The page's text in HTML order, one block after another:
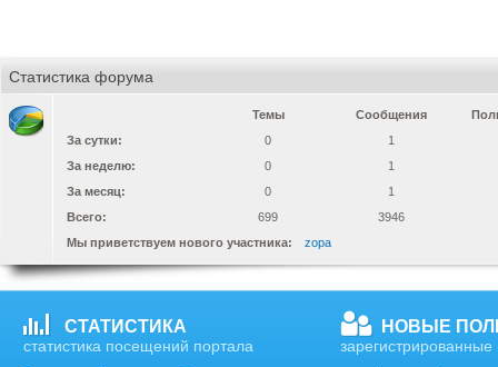
Статистика форума
Темы Сообщения
За сутки:
0
1
За неделю:
0
1
За месяц:
0
1
Всего:
699
3946
Мы приветствуем нового участника:
zopa
СТАТИСТИКА
статистика посещений портала
НОВЫЕ
зарегистрированные